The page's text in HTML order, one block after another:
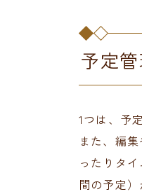
予定
1つは、予
また、編
ったりタ
間の予定